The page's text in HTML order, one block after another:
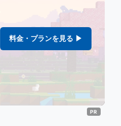
料金・プランを見る ▶